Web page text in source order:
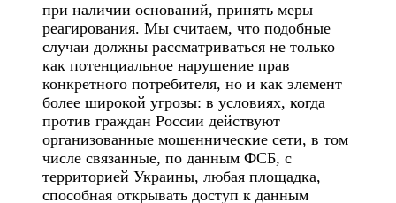
при наличии оснований, принять меры
реагирования. Мы считаем, что подобные
случаи должны рассматриваться не только
как потенциальное нарушение прав
конкретного потребителя, но и как элемент
более широкой угрозы: в условиях, когда
против граждан России действуют
организованные мошеннические сети, в том
числе связанные, по данным ФСБ, с
территорией Украины, любая площадка,
способная открывать доступ к данным